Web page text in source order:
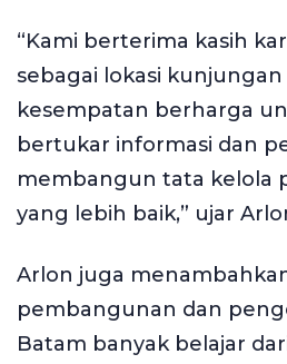
“Kami berterima kasih
sebagai lokasi
kesempatan berharga
bertukar informasi dan
membangun tata kelola
yang lebih baik,” ujar
Arlon juga
pembangunan dan
Batam banyak belajar